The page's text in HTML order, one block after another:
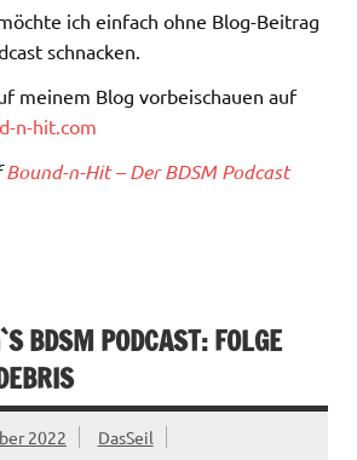
ich einfach ohne Blog-Beitrag
schnacken.
meinem Blog vorbeischauen auf
n-hit.com
Bound-n-Hit – Der BDSM Podcast
BDSM PODCAST: FOLGE
2022 DasSeil